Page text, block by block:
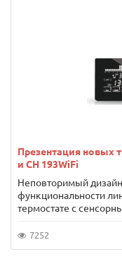
Презентация новых
и CH 193WiFi
Неповторимый
функциональности
термостате с
7252